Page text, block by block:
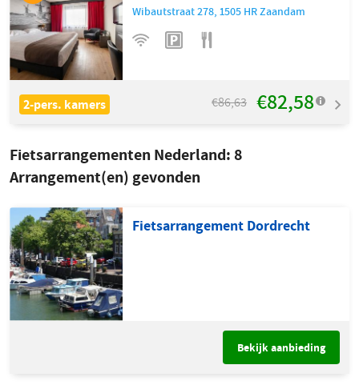
Wibautstraat 278,1505 HRZaandam
2-pers. kamers €86,63 €82,58
Fietsarrangementen Nederland:8
Arrangement(en) gevonden
Fietsarrangement Dordrecht
Bekijk aanbieding